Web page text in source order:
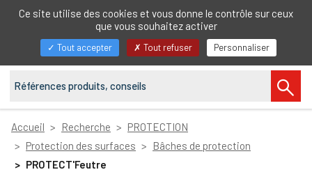
FR
Afficher/masquer
Accueil Recherche
PROTECTION
Protection des surfaces
Bâches de protection
PROTECT'Feutre
Ce site utilise des cookies et vous donne le contrôle sur ceux
que vous souhaitez activer
Tout accepter Tout refuser Personnaliser